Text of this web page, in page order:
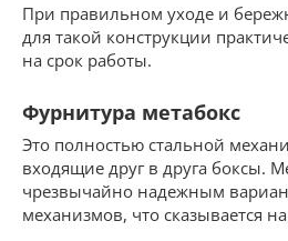
При правильном уходе и
для такой конструкции
на срок работы.
Фурнитура метабокс
Это полностью стальной
входящие друг в друга боксы.
чрезвычайно надежным
механизмов, что сказывается